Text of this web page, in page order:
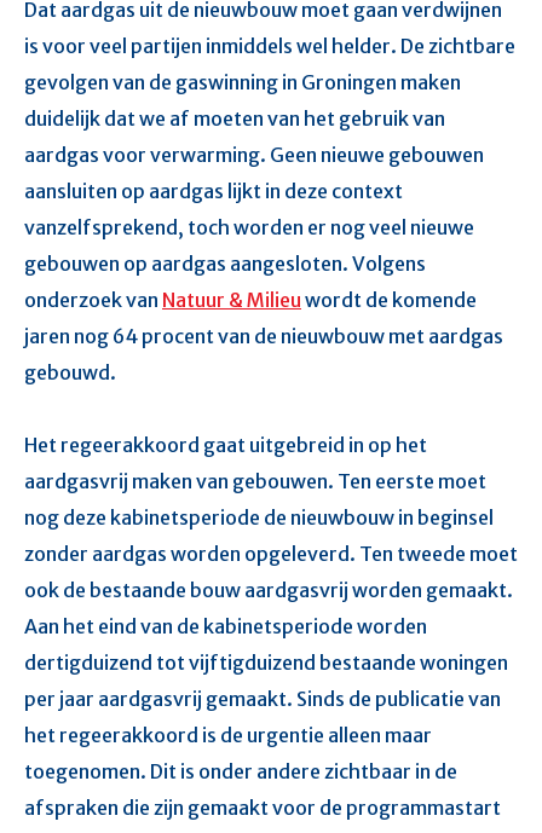
Dat aardgas uit de nieuwbouw moet gaan verdwijnen
is voor veel partijen inmiddels wel helder. De zichtbare
gevolgen van de gaswinning in Groningen maken
duidelijk dat we af moeten van het gebruik van
aardgas voor verwarming. Geen nieuwe gebouwen
aansluiten op aardgas lijkt in deze context
vanzelfsprekend, toch worden er nog veel nieuwe
gebouwen op aardgas aangesloten. Volgens
onderzoek van Natuur & Milieu wordt de komende
jaren nog 64 procent van de nieuwbouw met aardgas
gebouwd.
Het regeerakkoord gaat uitgebreid in op het
aardgasvrij maken van gebouwen. Ten eerste moet
nog deze kabinetsperiode de nieuwbouw in beginsel
zonder aardgas worden opgeleverd. Ten tweede moet
ook de bestaande bouw aardgasvrij worden gemaakt.
Aan het eind van de kabinetsperiode worden
dertigduizend tot vijftigduizend bestaande woningen
per jaar aardgasvrij gemaakt. Sinds de publicatie van
het regeerakkoord is de urgentie alleen maar
toegenomen. Dit is onder andere zichtbaar in de
afspraken die zijn gemaakt voor de programmastart